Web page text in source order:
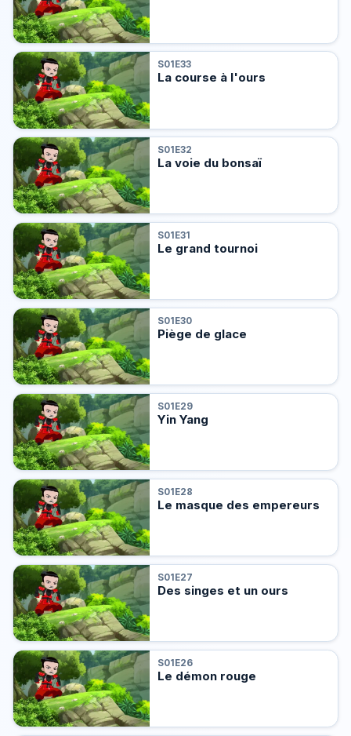
S01E33
La course à l'ours
S01E32
La voie du bonsaï
S01E31
Le grand tournoi
S01E30
Piège de glace
S01E29
Yin Yang
S01E28
Le masque des empereurs
S01E27
Des singes et un ours
S01E26
Le démon rouge